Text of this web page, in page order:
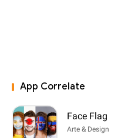
App Correlate
Face Flag
Arte & Design